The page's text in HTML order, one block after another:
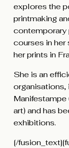
explores the
printmaking
contemporary
courses in her
her prints in
She is an
organisations,
art) and has
exhibitions.
[/